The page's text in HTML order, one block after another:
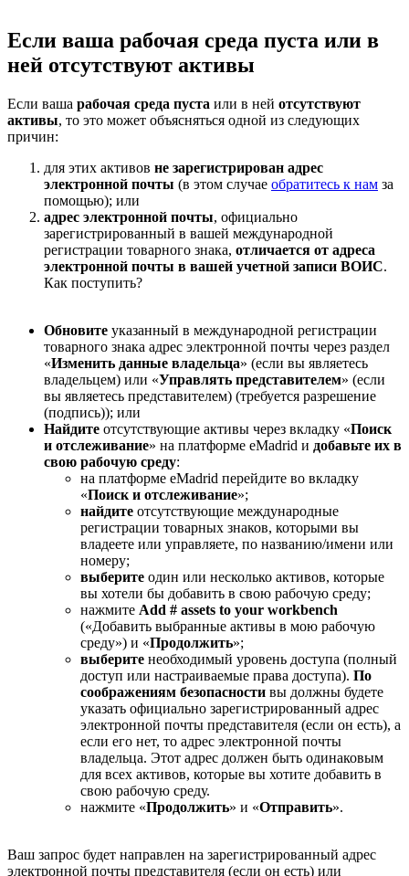
Если ваша рабочая среда пуста или в
ней отсутствуют активы
Если ваша рабочая среда пуста или в ней отсутствуют
активы, то это может объясняться одной из следующих
причин:
для этих активов не зарегистрирован адрес
электронной почты (в этом случае обратитесь к нам за
помощью); или
адрес электронной почты, официально
зарегистрированный в вашей международной
регистрации товарного знака, отличается от адреса
электронной почты в вашей учетной записи ВОИС.
Как поступить?
Обновите указанный в международной регистрации
товарного знака адрес электронной почты через раздел
«Изменить данные владельца» (если вы являетесь
владельцем) или «Управлять представителем» (если
вы являетесь представителем) (требуется разрешение
(подпись)); или
Найдите отсутствующие активы через вкладку «Поиск
и отслеживание» на платформе eMadrid и добавьте их в
свою рабочую среду:
на платформе eMadrid перейдите во вкладку
«Поиск и отслеживание»;
найдите отсутствующие международные
регистрации товарных знаков, которыми вы
владеете или управляете, по названию/имени или
номеру;
выберите один или несколько активов, которые
вы хотели бы добавить в свою рабочую среду;
нажмите Add # assets to your workbench
(«Добавить выбранные активы в мою рабочую
среду») и «Продолжить»;
выберите необходимый уровень доступа (полный
доступ или настраиваемые права доступа). По
соображениям безопасности вы должны будете
указать официально зарегистрированный адрес
электронной почты представителя (если он есть), а
если его нет, то адрес электронной почты
владельца. Этот адрес должен быть одинаковым
для всех активов, которые вы хотите добавить в
свою рабочую среду.
нажмите «Продолжить» и «Отправить».
Ваш запрос будет направлен на зарегистрированный адрес
электронной почты представителя (если он есть) или